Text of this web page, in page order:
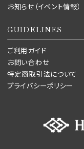
お知らせ（イベント情報）
GUIDELINES
ご利用ガイド
お問い合わせ
特定商取引法について
プライバシーポリシー